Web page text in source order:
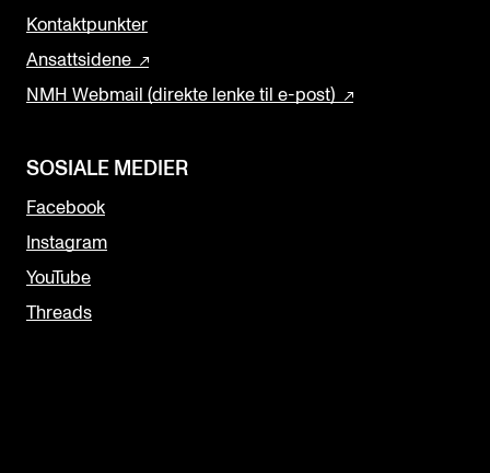
Kontaktpunkter
Ansattsidene
NMH Webmail (direkte lenke til e-post)
SOSIALE MEDIER
Facebook
Instagram
YouTube
Threads